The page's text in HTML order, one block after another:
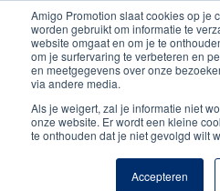
Amigo Promotion slaat cookies op je
worden gebruikt om informatie te
website omgaat en om je te
om je surfervaring te verbeteren en
en meetgegevens over onze
via andere media.
Als je weigert, zal je informatie niet
onze website. Er wordt een kleine
te onthouden dat je niet gevolgd wilt
Accepteren
Persoonlijk contact
Unieke producten